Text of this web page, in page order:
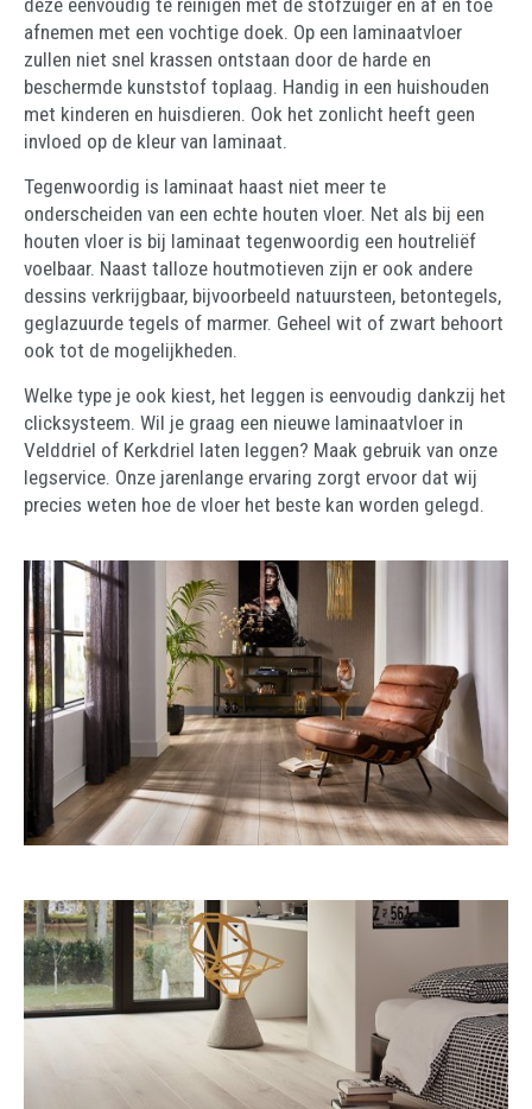
deze eenvoudig te reinigen met de stofzuiger en af en toe
afnemen met een vochtige doek. Op een laminaatvloer
zullen niet snel krassen ontstaan door de harde en
beschermde kunststof toplaag. Handig in een huishouden
met kinderen en huisdieren. Ook het zonlicht heeft geen
invloed op de kleur van laminaat.
Tegenwoordig is laminaat haast niet meer te
onderscheiden van een echte houten vloer. Net als bij een
houten vloer is bij laminaat tegenwoordig een houtreliëf
voelbaar. Naast talloze houtmotieven zijn er ook andere
dessins verkrijgbaar, bijvoorbeeld natuursteen, betontegels,
geglazuurde tegels of marmer. Geheel wit of zwart behoort
ook tot de mogelijkheden.
Welke type je ook kiest, het leggen is eenvoudig dankzij het
clicksysteem. Wil je graag een nieuwe laminaatvloer in
Velddriel of Kerkdriel laten leggen? Maak gebruik van onze
legservice. Onze jarenlange ervaring zorgt ervoor dat wij
precies weten hoe de vloer het beste kan worden gelegd.